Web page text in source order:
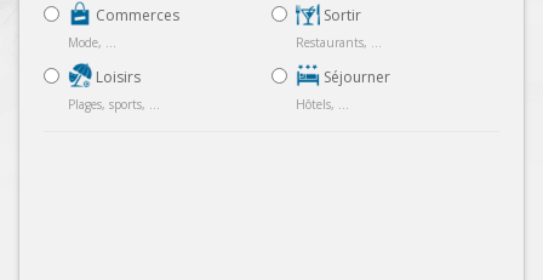
Commerces
Mode, ...
Loisirs
Plages, sports, ...
Sortir
Restaurants, ...
Séjourner
Hôtels, ...